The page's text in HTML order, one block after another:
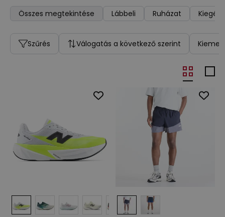
Összes megtekintése Lábbeli Ruházat
Szűrés Válogatás a következő szerint